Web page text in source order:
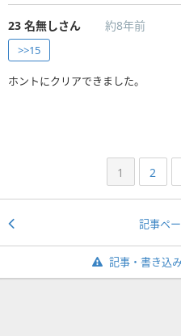
23 名無しさん 約8年前
>>15
ホントにクリアできました。
1 2
記事ペ
記事・書き込